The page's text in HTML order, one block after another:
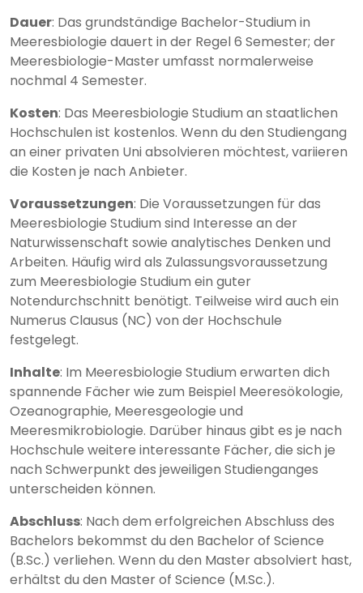
Dauer: Das grundständige Bachelor-Studium in
Meeresbiologie dauert in der Regel 6 Semester; der
Meeresbiologie-Master umfasst normalerweise
nochmal 4 Semester.
Kosten: Das Meeresbiologie Studium an staatlichen
Hochschulen ist kostenlos. Wenn du den Studiengang
an einer privaten Uni absolvieren möchtest, variieren
die Kosten je nach Anbieter.
Voraussetzungen: Die Voraussetzungen für das
Meeresbiologie Studium sind Interesse an der
Naturwissenschaft sowie analytisches Denken und
Arbeiten. Häufig wird als Zulassungsvoraussetzung
zum Meeresbiologie Studium ein guter
Notendurchschnitt benötigt. Teilweise wird auch ein
Numerus Clausus (NC) von der Hochschule
festgelegt.
Inhalte: Im Meeresbiologie Studium erwarten dich
spannende Fächer wie zum Beispiel Meeresökologie,
Ozeanographie, Meeresgeologie und
Meeresmikrobiologie. Darüber hinaus gibt es je nach
Hochschule weitere interessante Fächer, die sich je
nach Schwerpunkt des jeweiligen Studienganges
unterscheiden können.
Abschluss: Nach dem erfolgreichen Abschluss des
Bachelors bekommst du den Bachelor of Science
(B.Sc.) verliehen. Wenn du den Master absolviert hast,
erhältst du den Master of Science (M.Sc.).